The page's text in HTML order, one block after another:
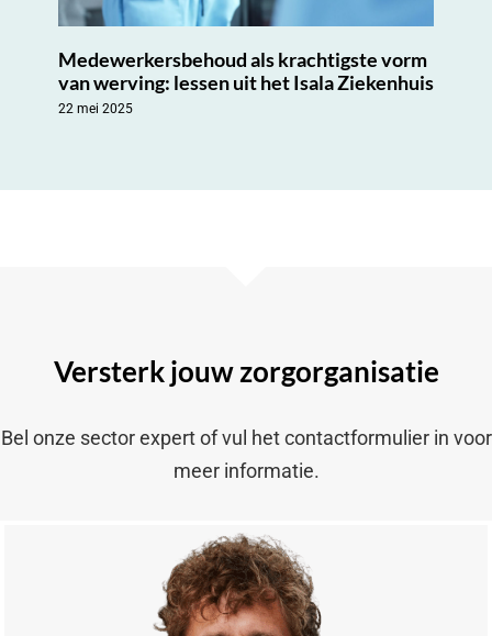
Medewerkersbehoud als krachtigste vorm
van werving: lessen uit het Isala Ziekenhuis
22 mei 2025
Versterk jouw zorgorganisatie
Bel onze sector expert of vul het contactformulier in voor
meer informatie.